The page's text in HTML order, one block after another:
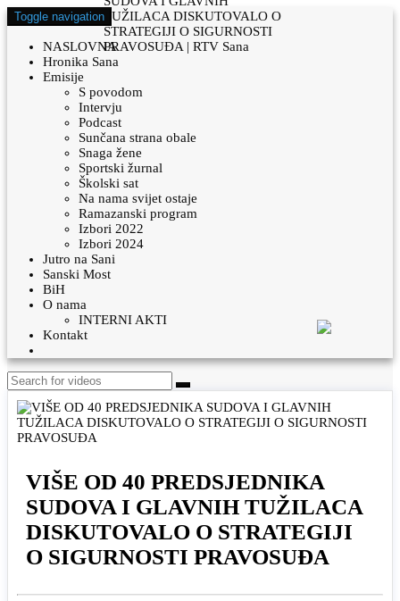
Toggle navigation
NASLOVNA
Hronika Sana
Emisije
S povodom
Intervju
Podcast
Sunčana strana obale
Snaga žene
Sportski žurnal
Školski sat
Na nama svijet ostaje
Ramazanski program
Izbori 2022
Izbori 2024
Jutro na Sani
Sanski Most
BiH
O nama
INTERNI AKTI
Kontakt
VIŠE OD 40 PREDSJEDNIKA
SUDOVA I GLAVNIH TUŽILACA
DISKUTOVALO O STRATEGIJI
O SIGURNOSTI PRAVOSUĐA